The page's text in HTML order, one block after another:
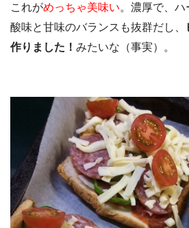
これがめっちゃ美味い。濃厚で、ハ
酸味と甘味のバランスも抜群だし、
作りました！ みたいな（事実）。